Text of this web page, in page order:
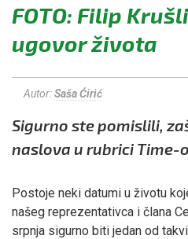
FOTO: Filip
ugovor života
Autor:Saša Ćirić
Sigurno ste pomislili,
naslova u rubrici Time-
Postoje neki datumi u životu
našeg reprezentativca i člana
srpnja sigurno biti jedan od